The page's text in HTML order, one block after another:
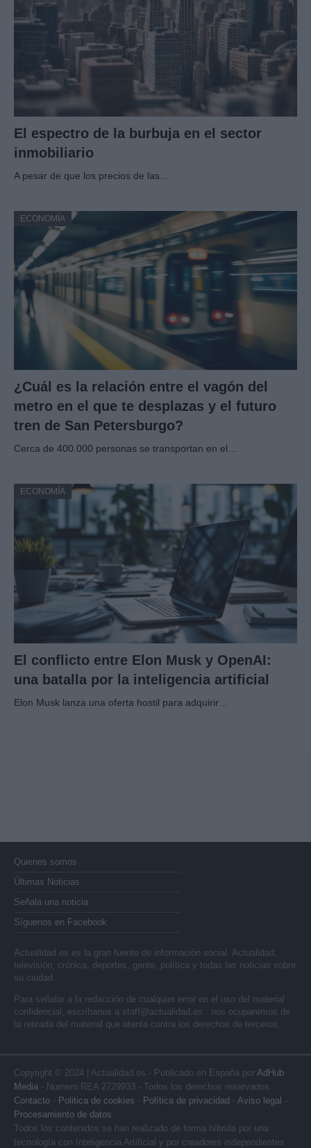
El espectro de la burbuja en el sector
inmobiliario
A pesar de que los precios de las…
ECONOMÍA
¿Cuál es la relación entre el vagón del
metro en el que te desplazas y el futuro
tren de San Petersburgo?
Cerca de 400.000 personas se transportan en el…
ECONOMÍA
El conflicto entre Elon Musk y OpenAI:
una batalla por la inteligencia artificial
Elon Musk lanza una oferta hostil para adquirir…
Quienes somos
Últimas Noticias
Señala una noticia
Síguenos en Facebook
Actualidad.es es la gran fuente de información social. Actualidad,
televisión, crónica, deportes, gente, política y todas las noticias sobre
su ciudad.
Para señalar a la redacción de cualquier error en el uso del material
confidencial, escríbanos a staff@actualidad.es : nos ocuparemos de
la retirada del material que atenta contra los derechos de terceros.
Copyright © 2024 | Actualidad.es - Publicado en España por AdHub
Media - Numero REA 2729933 - Todos los derechos reservados.
Contacto - Politica de cookies - Política de privacidad - Aviso legal -
Procesamiento de datos
Todos los contenidos se han realizado de forma híbrida por una
tecnología con Inteligencia Artificial y por creadores independientes